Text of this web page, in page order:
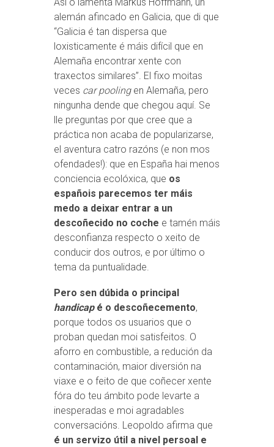
alemán afincado en Galicia, que di que
“Galicia é tan dispersa que
loxisticamente é máis difícil que en
Alemaña encontrar xente con
traxectos similares”. El fixo moitas
veces car pooling en Alemaña, pero
ningunha dende que chegou aquí. Se
lle preguntas por que cree que a
práctica non acaba de popularizarse,
el aventura catro razóns (e non mos
ofendades!): que en España hai menos
conciencia ecolóxica, que os
españois parecemos ter máis
medo a deixar entrar a un
descoñecido no coche e tamén máis
desconfianza respecto o xeito de
conducir dos outros, e por último o
tema da puntualidade.
Pero sen dúbida o principal
handicapé o descoñecemento,
porque todos os usuarios que o
proban quedan moi satisfeitos. O
aforro en combustible, a redución da
contaminación, maior diversión na
viaxe e o feito de que coñecer xente
fóra do teu ámbito pode levarte a
inesperadas e moi agradables
conversacións. Leopoldo afirma que
é un servizo útil a nivel persoal e